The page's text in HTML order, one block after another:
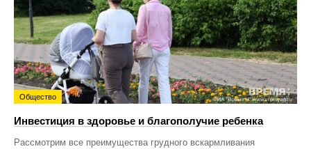
Общество
Инвестиция в здоровье и благополучие ребенка
Рассмотрим все преимущества грудного вскармливания